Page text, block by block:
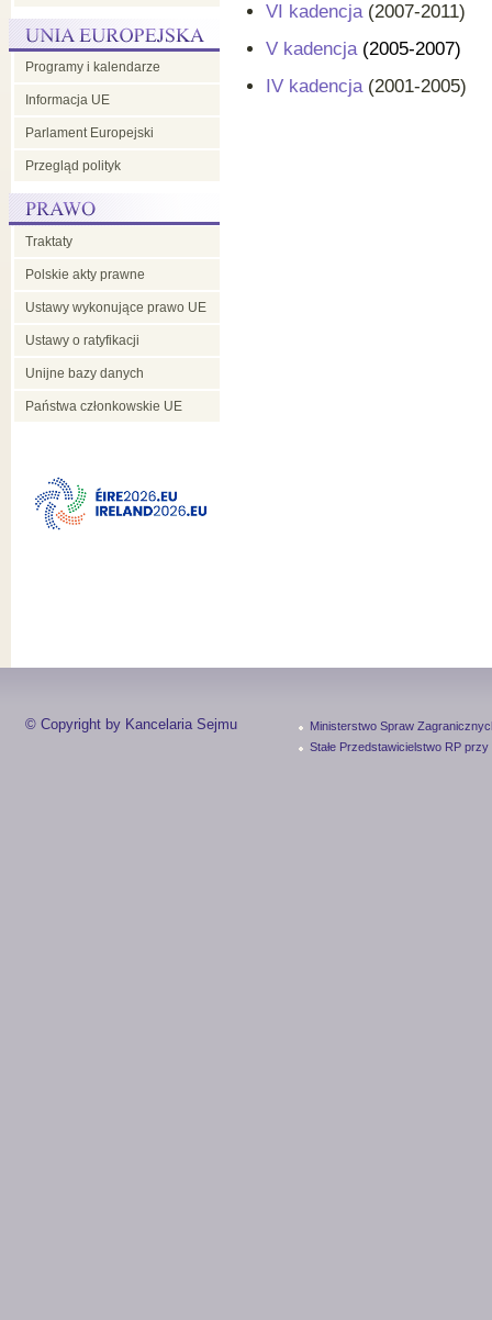
Programy i kalendarze
Informacja UE
Parlament Europejski
Przegląd polityk
Traktaty
Polskie akty prawne
Ustawy wykonujące prawo UE
Ustawy o ratyfikacji
Unijne bazy danych
Państwa członkowskie UE
VI kadencja (2007-2011)
V kadencja (2005-2007)
IV kadencja (2001-2005)
© Copyright by Kancelaria Sejmu
Ministerstwo Spraw
Stałe Przedstawicielstwo RP przy